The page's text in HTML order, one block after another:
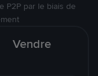
P2P par le biais de
Vendre